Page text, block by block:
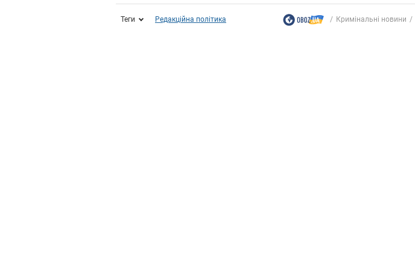
Теги Редакційна політика Кримінальні новини